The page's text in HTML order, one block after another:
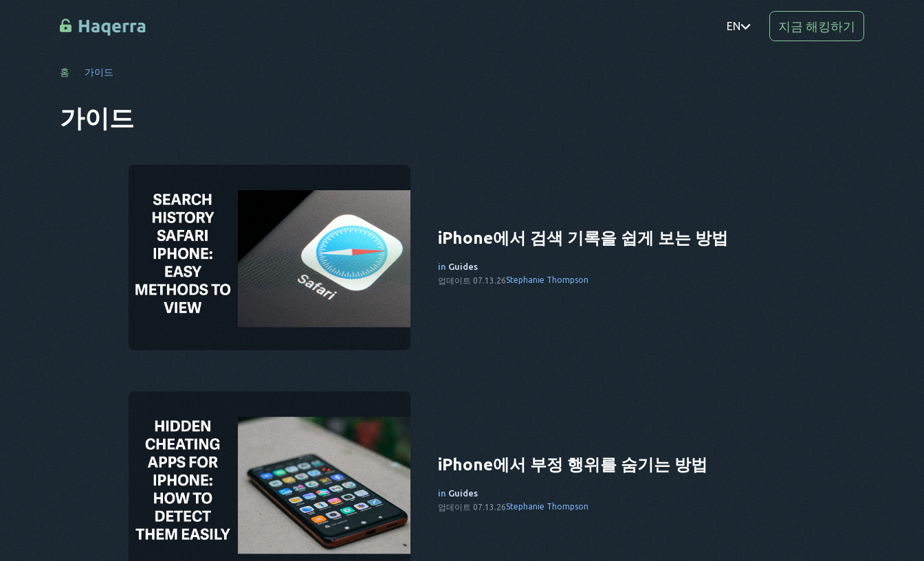
EN 지금 해킹하기
홈 가이드
가이드
iPhone에서 검색 기록을 쉽게 보는 방법
in Guides
업데이트 07.13.26Stephanie Thompson
iPhone에서 부정 행위를 숨기는 방법
in Guides
업데이트 07.13.26Stephanie Thompson